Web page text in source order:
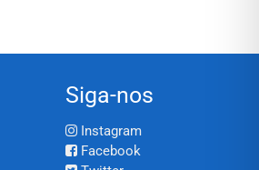
Siga-nos
Instagram
Facebook